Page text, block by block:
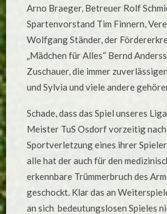
Arno Braeger, Betreuer Rolf
Spartenvorstand Tim Finnern,
Wolfgang Ständer, der
„Mädchen für Alles“ Bernd
Zuschauer, die immer
und Sylvia und viele andere
Schade, dass das Spiel unseres
Meister TuS Osdorf vorzeitig
Sportverletzung eines ihrer Spieler
alle hat der auch für den
erkennbare Trümmerbruch des
geschockt. Klar das an
an sich bedeutungslosen Spieles